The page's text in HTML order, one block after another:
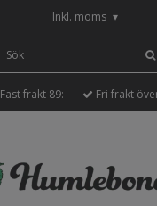
Inkl. moms ▾
Fast frakt 89:- Fri frakt